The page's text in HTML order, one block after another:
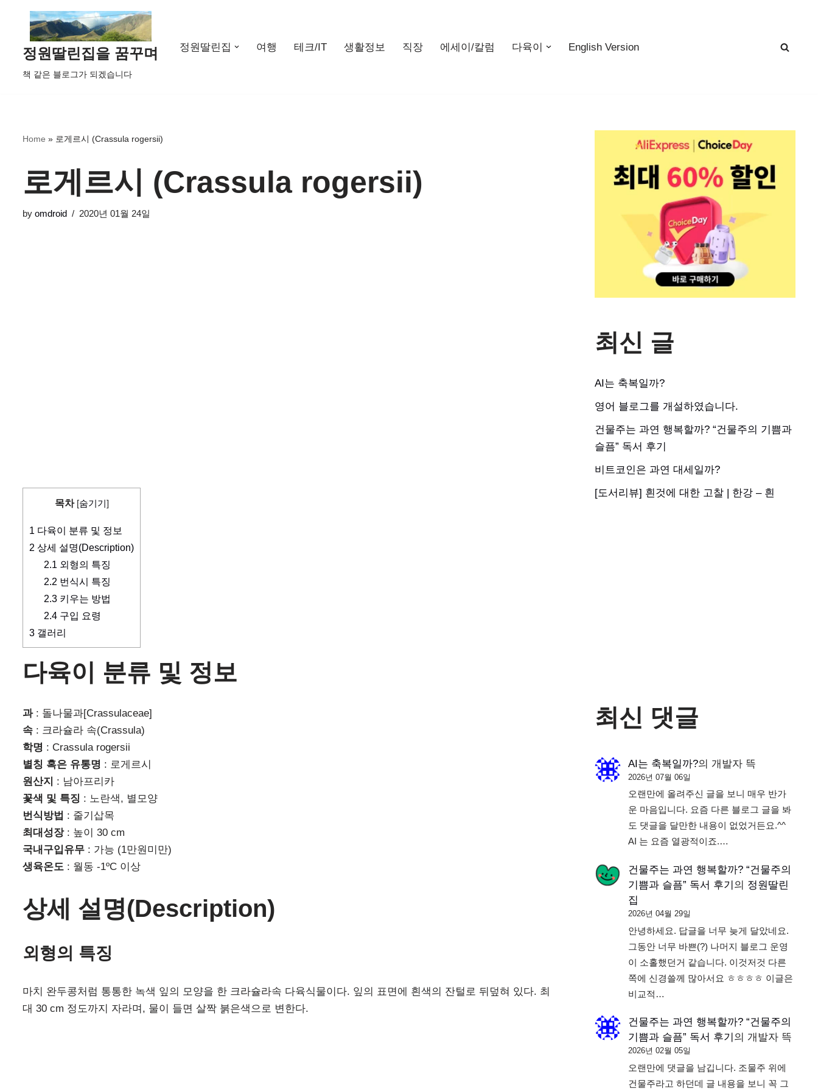
정원딸린집을 꿈꾸며
책 같은 블로그가 되겠습니다
정원딸린집 여행 테크/IT 생활정보 직장 에세이/칼럼 다육이 English Version
Home » 로게르시 (Crassula rogersii)
로게르시 (Crassula rogersii)
by omdroid 2020년 01월 24일
목차 [숨기기 ]
1 다육이 분류 및 정보
2 상세 설명(Description)
2.1 외형의 특징
2.2 번식시 특징
2.3 키우는 방법
2.4 구입 요령
3 갤러리
다육이 분류 및 정보
과: 돌나물과[Crassulaceae]
속 : 크라슐라 속(Crassula)
학명 : Crassula rogersii
별칭 혹은 유통명 : 로게르시
원산지 : 남아프리카
꽃색 및 특징 : 노란색, 별모양
번식방법 : 줄기삽목
최대성장: 높이 30 cm
국내구입유무 : 가능 (1만원미만)
생육온도 : 월동 -1ºC 이상
상세 설명(Description)
외형의 특징
마치 완두콩처럼 통통한 녹색 잎의 모양을 한 크라슐라속 다육식물이다. 잎의 표면에 흰색의 잔털로 뒤덮혀 있다. 최
대 30 cm 정도까지 자라며, 물이 들면 살짝 붉은색으로 변한다.
최신 글
AI는 축복일까?
영어 블로그를 개설하였습니다.
건물주는 과연 행복할까? “건물주의 기쁨과
슬픔” 독서 후기
비트코인은 과연 대세일까?
[도서리뷰] 흰것에 대한 고찰 | 한강 – 흰
최신 댓글
AI는 축복일까?의 개발자 뜩
2026년 07월 06일
오랜만에 올려주신 글을 보니 매우 반가
운 마음입니다. 요즘 다른 블로그 글을 봐
도 댓글을 달만한 내용이 없었거든요.^^
AI 는 요즘 열광적이죠.…
건물주는 과연 행복할까? “건물주의
기쁨과 슬픔” 독서 후기 의 정원딸린
집
2026년 04월 29일
안녕하세요. 답글을 너무 늦게 달았네요.
그동안 너무 바쁜(?) 나머지 블로그 운영
이 소홀했던거 같습니다. 이것저것 다른
쪽에 신경쓸께 많아서요 ㅎㅎㅎㅎ 이글은
비교적…
건물주는 과연 행복할까? “건물주의
기쁨과 슬픔” 독서 후기 의 개발자 뜩
2026년 02월 05일
오랜만에 댓글을 남깁니다. 조물주 위에
건물주라고 하던데 글 내용을 보니 꼭 그